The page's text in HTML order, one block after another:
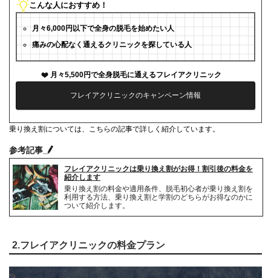
こんな人におすすめ！
月々6,000円以下で全身の脱毛を始めたい人
痛みの心配なく通えるクリニックを探している人
月々5,500円で全身脱毛に通えるフレイアクリニック
フレイアクリニックのキャンペーン情報
乗り換え割については、こちらの記事で詳しく紹介しています。
参考記事
フレイアクリニックは乗り換え割がお得！割引後の料金を
紹介します
乗り換え割の料金や適用条件、脱毛初心者が乗り換え割を
利用する方法、乗り換え割と学割のどちらがお得なのかに
ついて紹介します。
2.フレイアクリニックの料金プラン